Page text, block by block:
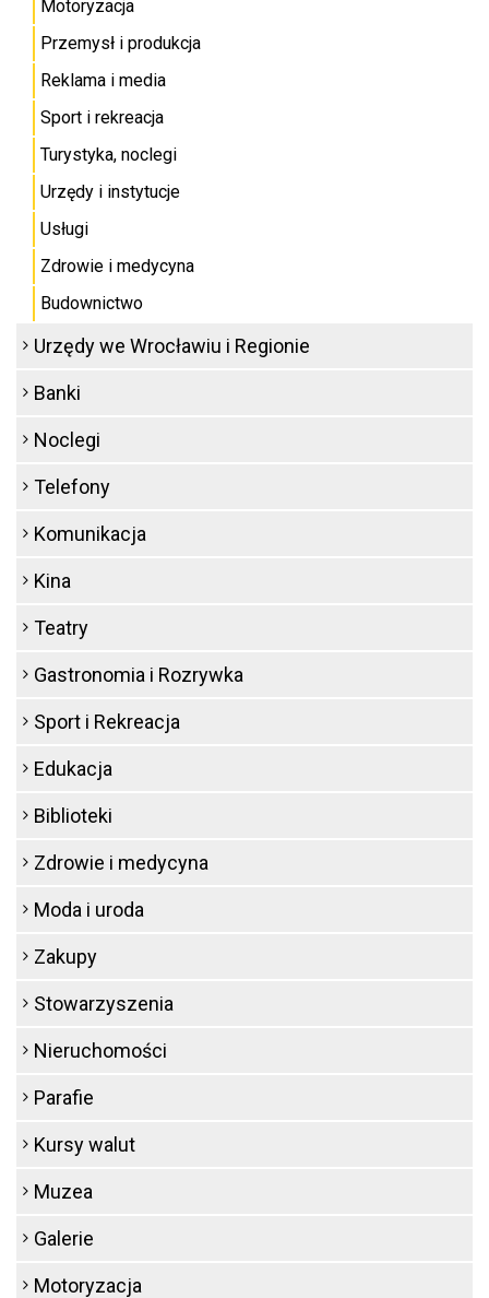
Motoryzacja
Przemysł i produkcja
Reklama i media
Sport i rekreacja
Turystyka, noclegi
Urzędy i instytucje
Usługi
Zdrowie i medycyna
Budownictwo
Urzędy we Wrocławiu i Regionie
Banki
Noclegi
Telefony
Komunikacja
Kina
Teatry
Gastronomia i Rozrywka
Sport i Rekreacja
Edukacja
Biblioteki
Zdrowie i medycyna
Moda i uroda
Zakupy
Stowarzyszenia
Nieruchomości
Parafie
Kursy walut
Muzea
Galerie
Motoryzacja